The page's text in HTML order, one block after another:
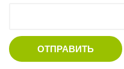
ОТПРАВИТЬ